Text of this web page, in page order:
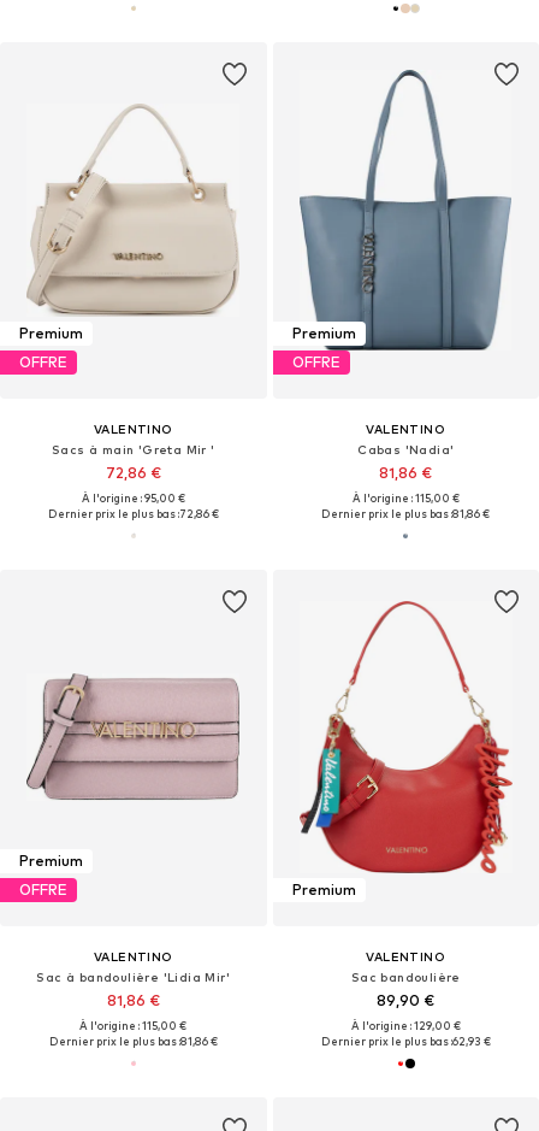
Premium
OFFRE
VALENTINO
Sacs à main 'Greta Mir '
72,86 €
À l'origine : 95,00 €
Dernier prix le plus bas :72,86 €
Premium
OFFRE
VALENTINO
Cabas 'Nadia'
81,86 €
À l'origine : 115,00 €
Dernier prix le plus bas :81,86 €
Premium
OFFRE
VALENTINO
Sac à bandoulière 'Lidia Mir'
81,86 €
À l'origine : 115,00 €
Dernier prix le plus bas :81,86 €
Premium
VALENTINO
Sac bandoulière
89,90 €
À l'origine : 129,00 €
Dernier prix le plus bas :62,93 €